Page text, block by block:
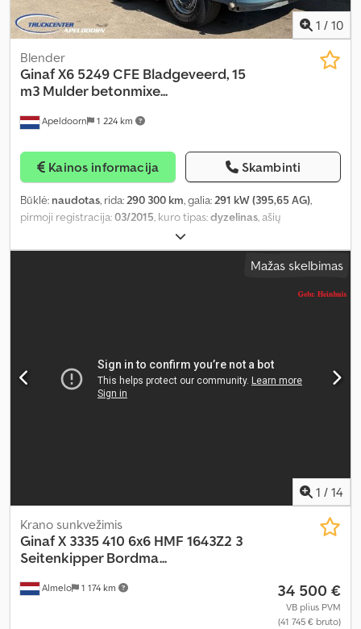
1 / 10
Apeldoorn 1 224 km
Blender
GinafX6 5249 CFE Bladgeveerd, 15
m3 Mulder betonmixe...
Kainos informacija Skambinti
Būklė: naudotas, rida: 290 300 km, galia: 291 kW (395,65 AG),
pirmoji registracija:03/2015 , kuro tipas:dyzelinas , ašių
7 750 mm
kitas, vairuotojo kabina:dieninė kabina, pavaros tipas:
, sėdimų vietų skaičius:2,
10 000 kg,
Mažas skelbimas
1 / 14
Almelo 1 174 km
Krano sunkvežimis
GinafX 3335 410 6x6 HMF 1643Z2 3
Seitenkipper Bordma...
34 500 €
VB plius PVM
(41 745 € bruto)